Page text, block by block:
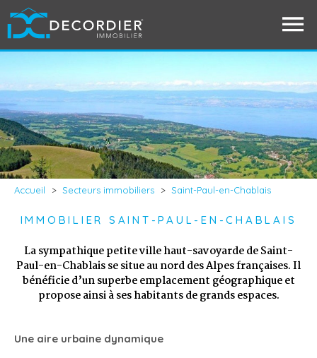
Accueil > Secteurs immobiliers > Saint-Paul-en-Chablais
IMMOBILIER SAINT-PAUL-EN-CHABLAIS
La sympathique petite ville haut-savoyarde de Saint-
Paul-en-Chablais se situe au nord des Alpes françaises. Il
bénéficie d’un superbe emplacement géographique et
propose ainsi à ses habitants de grands espaces.
Une aire urbaine dynamique